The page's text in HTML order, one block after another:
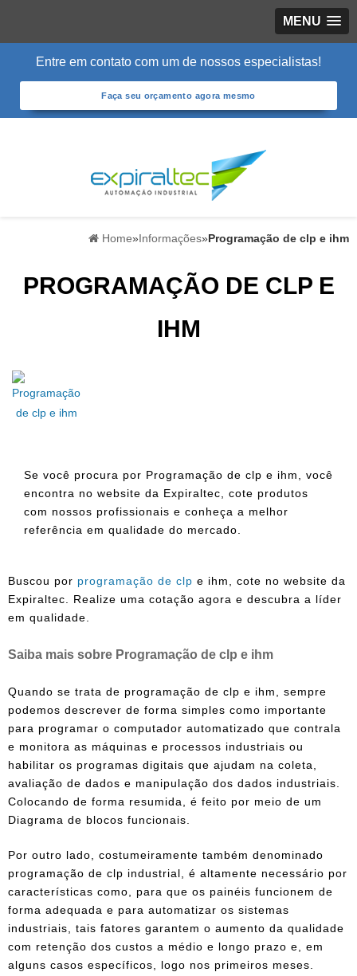
MENU
Entre em contato com um de nossos especialistas!
Faça seu orçamento agora mesmo
Home»Informações»Programação de clp e ihm
PROGRAMAÇÃO DE CLP E
IHM
Se você procura por Programação de clp e ihm, você
encontra no website da Expiraltec, cote produtos
com nossos profissionais e conheça a melhor
referência em qualidade do mercado.
Buscou por programação de clp e ihm
, cote no website da
Expiraltec. Realize uma cotação agora e descubra a líder
em qualidade.
Saiba mais sobre Programação de clp e ihm
Quando se trata de programação de clp e ihm
, sempre
podemos descrever de forma simples como importante
para programar o computador automatizado que contrala
e monitora as máquinas e processos industriais ou
habilitar os programas digitais que ajudam na coleta,
avaliação de dados e manipulação dos dados industriais.
Colocando de forma resumida, é feito por meio de um
Diagrama de blocos funcionais.
Por outro lado, costumeiramente também denominado
programação de clp industrial, é altamente necessário por
características como, para que os painéis funcionem de
forma adequada e para automatizar os sistemas
industriais, tais fatores garantem o aumento da qualidade
com retenção dos custos a médio e longo prazo e, em
alguns casos específicos, logo nos primeiros meses.